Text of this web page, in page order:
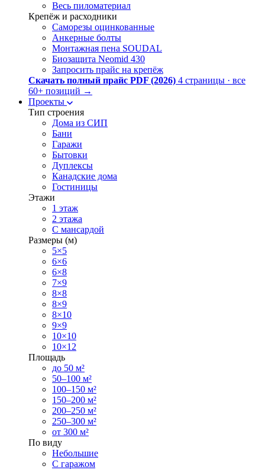
Весь пиломатериал
Крепёж и расходники
Саморезы оцинкованные
Анкерные болты
Монтажная пена SOUDAL
Биозащита Neomid 430
Запросить прайс на крепёж
Скачать полный прайс PDF (2026) 4 страницы · все
60+ позиций →
Проекты
Тип строения
Дома из СИП
Бани
Гаражи
Бытовки
Дуплексы
Канадские дома
Гостиницы
Этажи
1 этаж
2 этажа
С мансардой
Размеры (м)
5×5
6×6
6×8
7×9
8×8
8×9
8×10
9×9
10×10
10×12
Площадь
до 50 м²
50–100 м²
100–150 м²
150–200 м²
200–250 м²
250–300 м²
от 300 м²
По виду
Небольшие
С гаражом